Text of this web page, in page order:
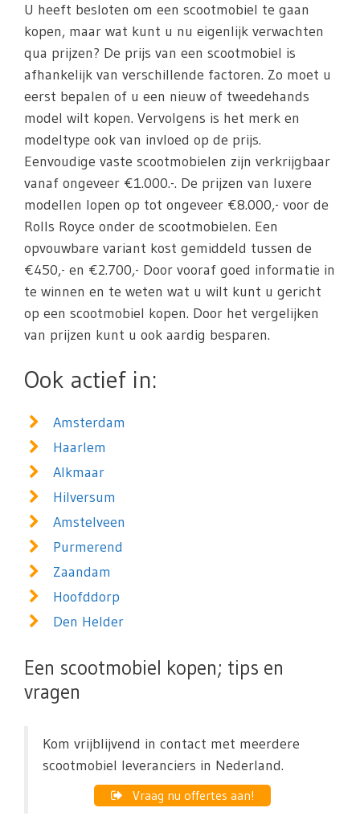
U heeft besloten om een scootmobiel te gaan
kopen, maar wat kunt u nu eigenlijk verwachten
qua prijzen? De prijs van een scootmobiel is
afhankelijk van verschillende factoren. Zo moet u
eerst bepalen of u een nieuw of tweedehands
model wilt kopen. Vervolgens is het merk en
modeltype ook van invloed op de prijs.
Eenvoudige vaste scootmobielen zijn verkrijgbaar
vanaf ongeveer €1.000.-. De prijzen van luxere
modellen lopen op tot ongeveer €8.000,- voor de
Rolls Royce onder de scootmobielen. Een
opvouwbare variant kost gemiddeld tussen de
€450,- en €2.700,- Door vooraf goed informatie in
te winnen en te weten wat u wilt kunt u gericht
op een scootmobiel kopen. Door het vergelijken
van prijzen kunt u ook aardig besparen.
Ook actief in:
Amsterdam
Haarlem
Alkmaar
Hilversum
Amstelveen
Purmerend
Zaandam
Hoofddorp
Den Helder
Een scootmobiel kopen; tips en
vragen
Kom vrijblijvend in contact met meerdere
scootmobiel leveranciers in Nederland.
Vraag nu offertes aan!